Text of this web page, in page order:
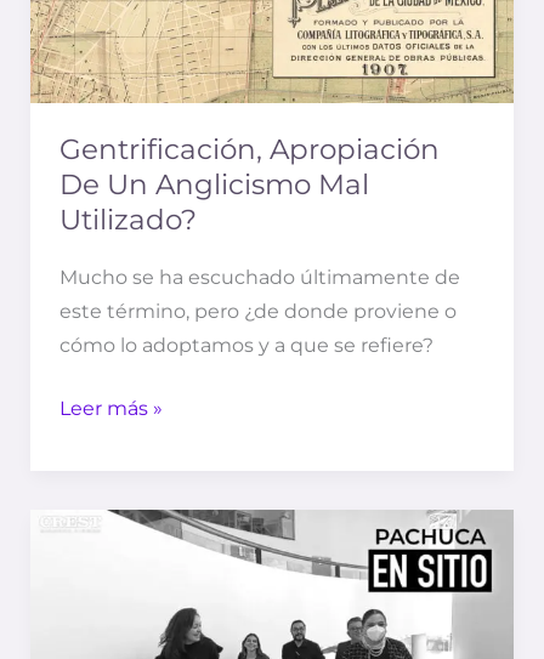
Gentrificación, Apropiación
De Un Anglicismo Mal
Utilizado?
Mucho se ha escuchado últimamente de
este término, pero ¿de donde proviene o
cómo lo adoptamos y a que se refiere?
Leer más »
En